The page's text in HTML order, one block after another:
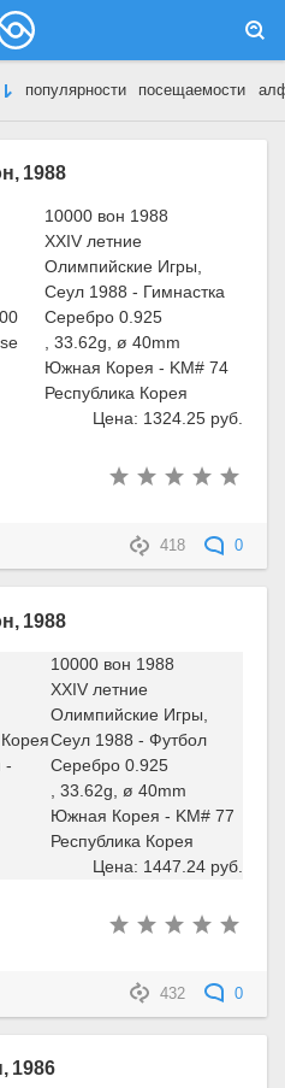
популярности посещаемости
1988
10000 вон 1988
XXIV летние
Олимпийские Игры,
Сеул 1988 - Гимнастка
Серебро 0.925
, 33.62g, ø 40mm
Южная Корея - KM# 74
Республика Корея
Цена: 1324.25 руб.
418 0
1988
10000 вон 1988
XXIV летние
Олимпийские Игры,
Сеул 1988 - Футбол
Серебро 0.925
, 33.62g, ø 40mm
Южная Корея - KM# 77
Республика Корея
Цена: 1447.24 руб.
432 0
1986